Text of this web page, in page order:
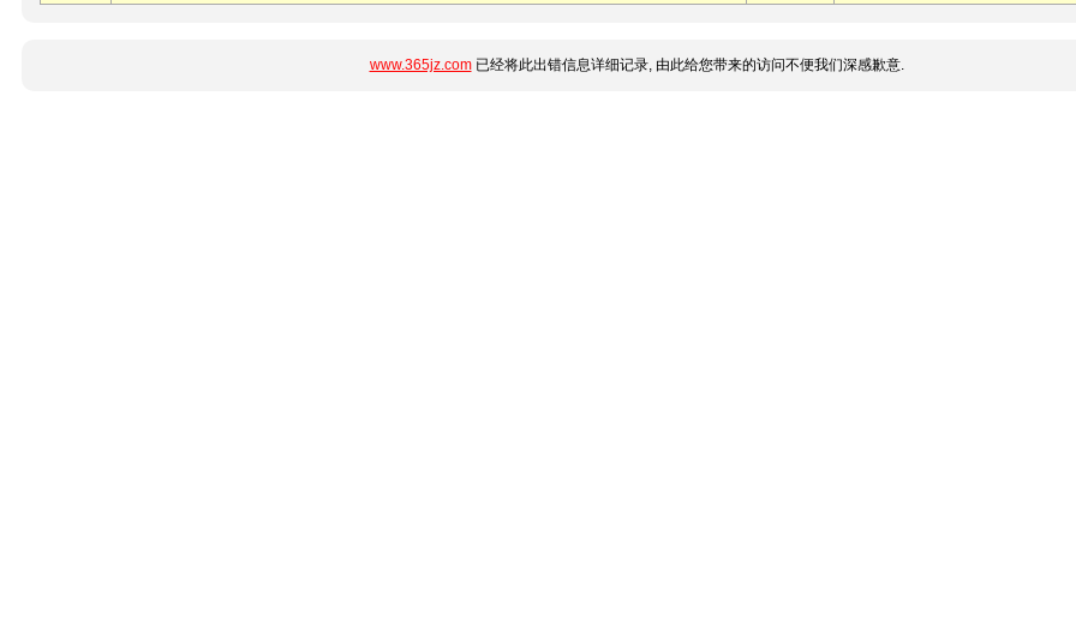
www.365jz.com已经将此出错信息详细记录, 由此给您带来的访问不便我们深感歉意.